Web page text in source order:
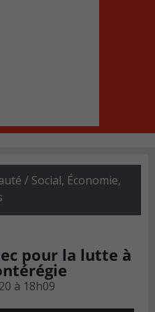
/ Social, Économie,
pour la lutte à
à 18h09